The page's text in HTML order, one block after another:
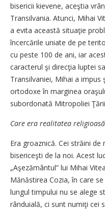
bisericii kievene, aceştia
Transilvania. Atunci, Mihai
a evita această situaţie
încercările uniate de pe
cu peste 100 de ani, iar
caracterul şi direcţia luptei
Transilvaniei, Mihai a
ortodoxe în marginea
subordonată Mitropoliei
Care era realitatea
Era groaznică. Cei străini
bisericeşti de la noi. Acest
„Aşezământul” lui Mihai
Mănăstirea Cozia, în care
lungul timpului nu se alege
rânduială, ci sunt numiţi cei